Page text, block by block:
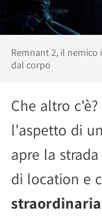
Remnant 2, il
dal corpo
Che altro
l'aspetto di
apre la
di location e